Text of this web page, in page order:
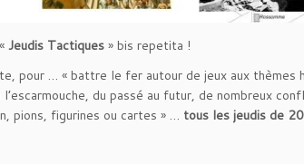
Jeudis Tactiques » bis repetita !
pour … « battre le fer autour de jeux aux
l’escarmouche, du passé au futur, de nombreux
pions, figurines ou cartes » … tous les jeudis de